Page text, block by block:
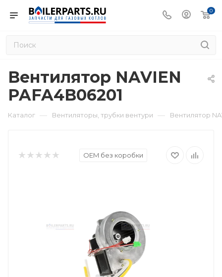
0
Вентилятор NAVIEN
PAFA4B06201
Каталог — Вентиляторы, трубки вентури — Вентилятор
OEM без коробки